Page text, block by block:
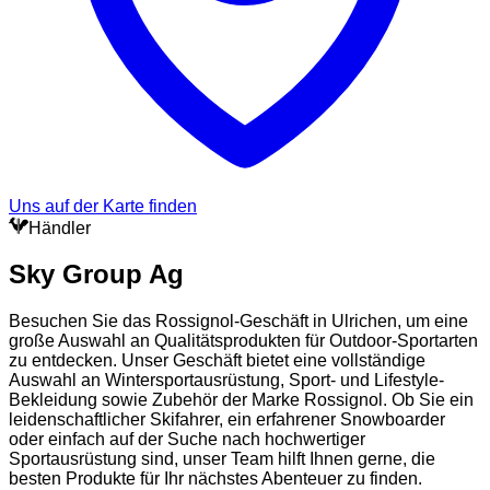
Uns auf der Karte finden
Händler
Sky Group Ag
Besuchen Sie das Rossignol-Geschäft in Ulrichen, um eine
große Auswahl an Qualitätsprodukten für Outdoor-Sportarten
zu entdecken. Unser Geschäft bietet eine vollständige
Auswahl an Wintersportausrüstung, Sport- und Lifestyle-
Bekleidung sowie Zubehör der Marke Rossignol. Ob Sie ein
leidenschaftlicher Skifahrer, ein erfahrener Snowboarder
oder einfach auf der Suche nach hochwertiger
Sportausrüstung sind, unser Team hilft Ihnen gerne, die
besten Produkte für Ihr nächstes Abenteuer zu finden.